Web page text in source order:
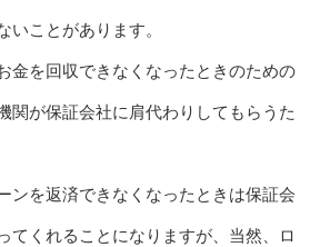
いことがあります。
金を回収できなくなったときのための
関が保証会社に肩代わりしてもらうた
ンを返済できなくなったときは保証会
てくれることになりますが、当然、ロ